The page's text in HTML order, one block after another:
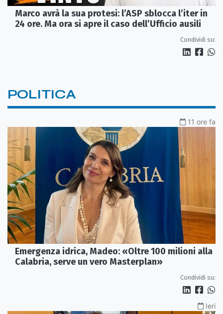
Marco avrà la sua protesi: l’ASP sblocca l’iter in
24 ore. Ma ora si apre il caso dell’Ufficio ausili
Condividi su:
POLITICA
11 ore fa
Emergenza idrica, Madeo: «Oltre 100 milioni alla
Calabria, serve un vero Masterplan»
Condividi su:
Ieri